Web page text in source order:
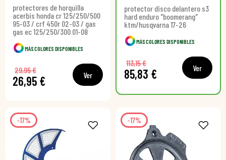
protectores de horquilla
acerbis honda cr 125/250/500
95-03 / crf 450r 02-03 / gas
gas ec 125/250/300 01-08
MÁS COLORES DISPONIBLES
26,95 €
29,95 € Ver
protector disco delantero s3
hard enduro "boomerang"
ktm/husqvarna 17-26
MÁS COLORES DISPONIBLES
85,83 €
113,15 € Ver
-17% -17%